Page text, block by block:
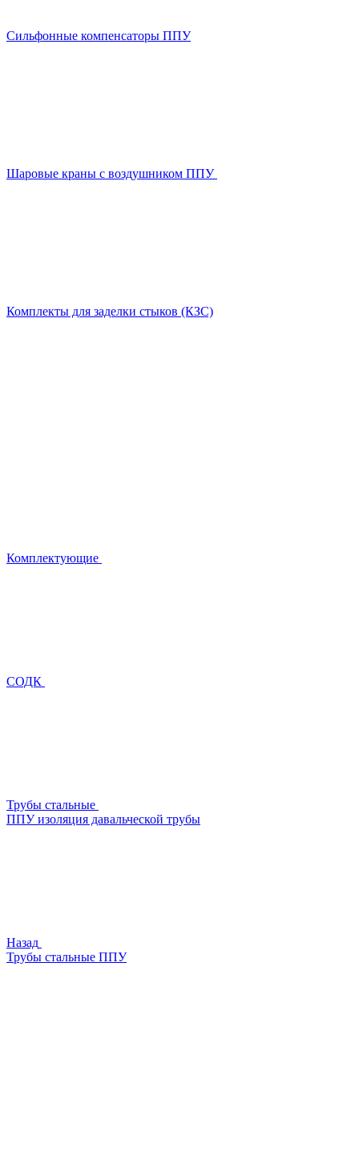
Сильфонные компенсаторы ППУ
Шаровые краны с воздушником ППУ
Комплекты для заделки стыков (КЗС)
Комплектующие
СОДК
Трубы стальные
ППУ изоляция давальческой трубы
Назад
Трубы стальные ППУ